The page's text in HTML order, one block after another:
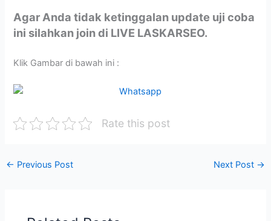
Agar Anda tidak ketinggalan update uji coba
ini silahkan join di LIVE LASKARSEO.
Klik Gambar di bawah ini :
Rate this post
← Previous Post Next Post →